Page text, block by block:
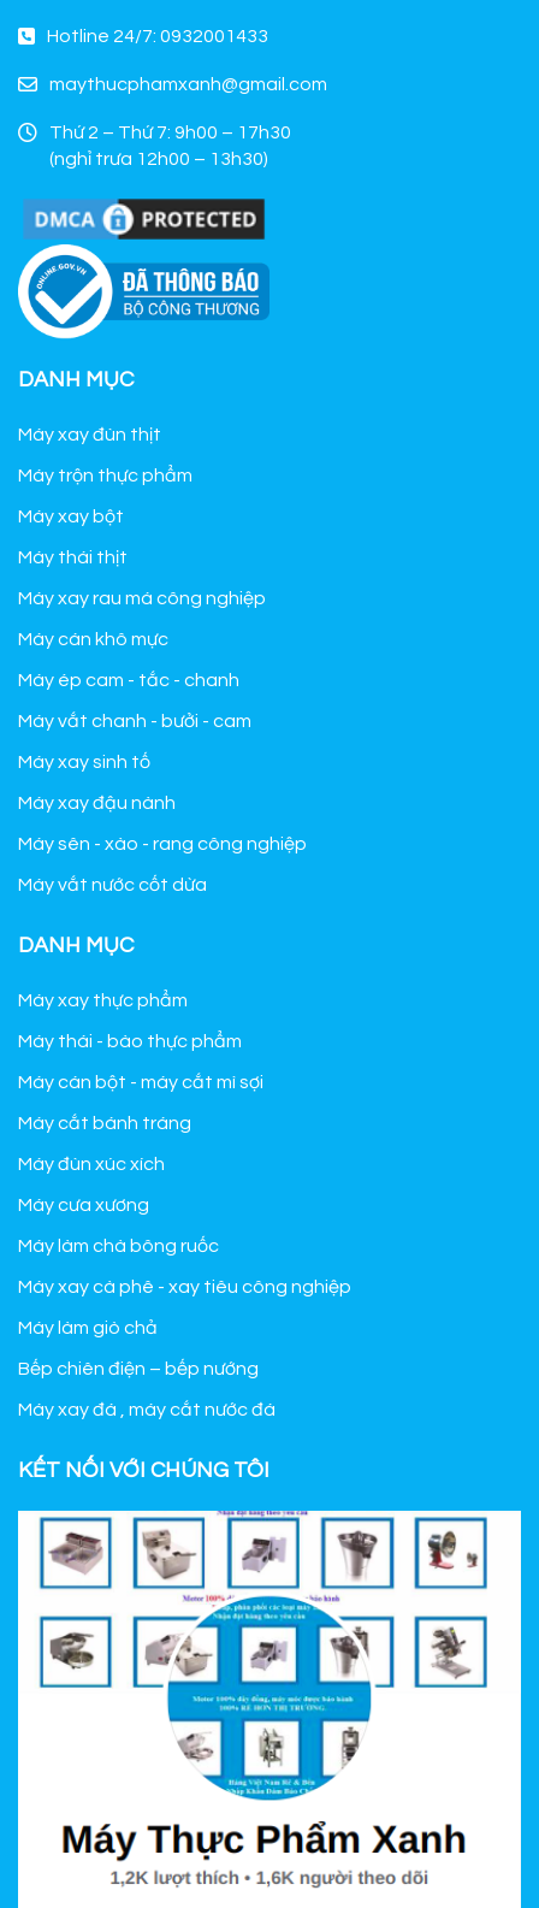
Hotline 24/7: 0932001433
maythucphamxanh@gmail.com
Thứ 2 – Thứ 7: 9h00 – 17h30
(nghỉ trưa 12h00 – 13h30)
DANH MỤC
Máy xay đùn thịt
Máy trộn thực phẩm
Máy xay bột
Máy thái thịt
Máy xay rau má công nghiệp
Máy cán khô mực
Máy ép cam - tắc - chanh
Máy vắt chanh - bưởi - cam
Máy xay sinh tố
Máy xay đậu nành
Máy sên - xào - rang công nghiệp
Máy vắt nước cốt dừa
DANH MỤC
Máy xay thực phẩm
Máy thái - bào thực phẩm
Máy cán bột - máy cắt mì sợi
Máy cắt bánh tráng
Máy đùn xúc xích
Máy cưa xương
Máy làm chà bông ruốc
Máy xay cà phê - xay tiêu công nghiệp
Máy làm giò chả
Bếp chiên điện – bếp nướng
Máy xay đá , máy cắt nước đá
KẾT NỐI VỚI CHÚNG TÔI